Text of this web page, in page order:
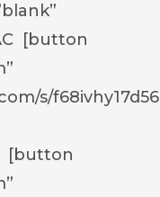
[button
s/
[button